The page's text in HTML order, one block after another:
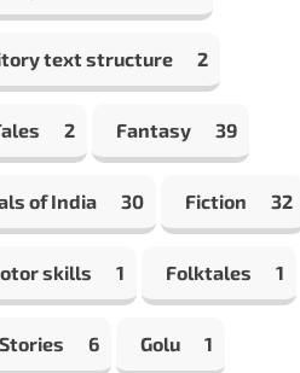
text structure 2
2 Fantasy 39
of India 30 Fiction 32
skills 1 Folktales 1
6 Golu 1